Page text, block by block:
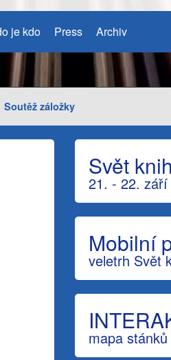
je kdo Press Archiv
Soutěž záložky
Svět
21. - 22. září
Mobilní
veletrh Svět
mapa